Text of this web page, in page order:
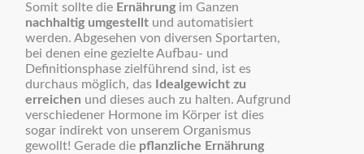
Somit sollte dieErnährungim Ganzen
nachhaltig umgestelltund automatisiert
werden. Abgesehen von diversen Sportarten,
bei denen eine gezielte Aufbau- und
Definitionsphase zielführend sind, ist es
durchaus möglich, das Idealgewicht zu
erreichen und dieses auch zu halten. Aufgrund
verschiedener Hormone im Körper ist dies
sogar indirekt von unserem Organismus
gewollt! Gerade die pflanzliche Ernährung